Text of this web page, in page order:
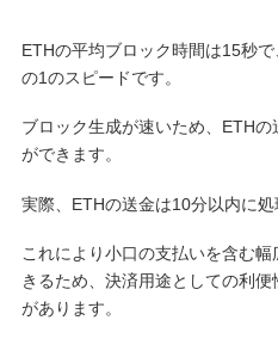
ETHの平均ブロック時間は15秒
の1のスピードです。
ブロック生成が速いため、ETH
ができます。
実際、ETHの送金は10分以内に処
これにより小口の支払いを含む
きるため、決済用途としての利
があります。